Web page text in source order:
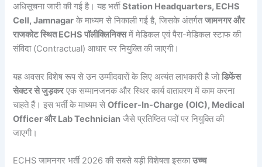
अधिसूचना जारी की गई है। यह भर्तीStation Headquarters, ECHS
Cell, Jamnagar के माध्यम से निकाली गई है, जिसके अंतर्गतजामनगर और
राजकोट स्थित ECHS पॉलीक्लिनिक्समें मेडिकल एवं पैरा-मेडिकल स्टाफ की
संविदा (Contractual) आधार पर नियुक्ति की जाएगी।
यह अवसर विशेष रूप से उन उम्मीदवारों के लिए अत्यंत लाभकारी है जोडिफेंस
सेक्टर से जुड़करएक सम्मानजनक और स्थिर कार्य वातावरण में काम करना
चाहते हैं। इस भर्ती के माध्यम सेOfficer-In-Charge (OIC), Medical
Officer और Lab Technician जैसे प्रतिष्ठित पदों पर नियुक्ति की
जाएगी।
ECHS जामनगर भर्ती 2026 की सबसे बड़ी विशेषता इसकाउच्च